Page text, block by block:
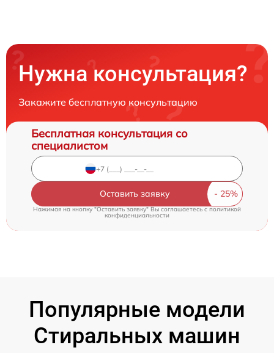
Нужна консультация?
Закажите бесплатную консультацию
Бесплатная консультация со
специалистом
Оставить заявку
Нажимая на кнопку "Оставить заявку" Вы соглашаетесь cполитикой
конфиденциальности
Популярные модели
Стиральных машин